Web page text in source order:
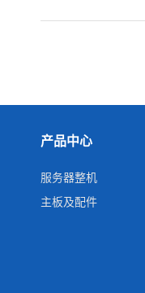
产品中心
服务器整机
主板及配件